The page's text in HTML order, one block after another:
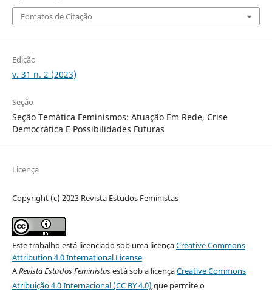
Fomatos de Citação
Edição
v. 31 n. 2 (2023)
Seção
Seção Temática Feminismos: Atuação Em Rede, Crise
Democrática E Possibilidades Futuras
Licença
Copyright (c) 2023 Revista Estudos Feministas
Este trabalho está licenciado sob uma licençaCreative Commons
Attribution 4.0 International License.
ARevista Estudos Feministasestá sob a licençaCreative Commons
Atribuição 4.0 Internacional (CC BY 4.0) que permite o